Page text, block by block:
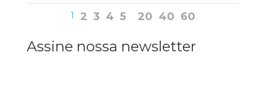
1 2 3 4 5 20 40 60
Assine nossa newsletter